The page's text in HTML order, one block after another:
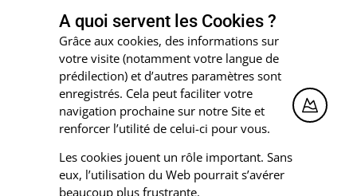
A quoi servent les Cookies ?
Grâce aux cookies, des informations sur
votre visite (notamment votre langue de
prédilection) et d’autres paramètres sont
enregistrés. Cela peut faciliter votre
navigation prochaine sur notre Site et
renforcer l’utilité de celui-ci pour vous.
Les cookies jouent un rôle important. Sans
eux, l’utilisation du Web pourrait s’avérer
beaucoup plus frustrante.